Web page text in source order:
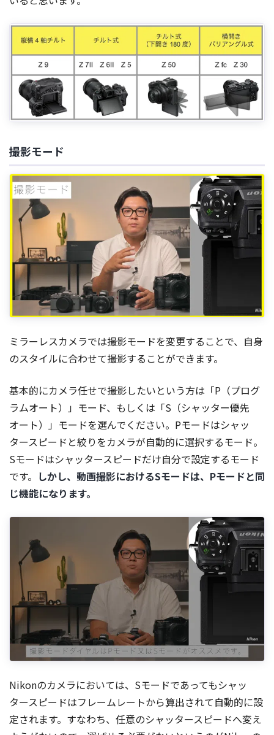
撮影モード
ミラーレスカメラでは撮影モードを変更することで、自身
のスタイルに合わせて撮影することができます。
基本的にカメラ任せで撮影したいという方は「P（プログ
ラムオート）」モード、もしくは「S（シャッター優先
オート）」モードを選んでください。Pモードはシャッ
タースピードと絞りをカメラが自動的に選択するモード。
Sモードはシャッタースピードだけ自分で設定するモード
です。 しかし、動画撮影におけるSモードは、Pモードと同
じ機能になります。
Nikonのカメラにおいては、Sモードであってもシャッ
タースピードはフレームレートから算出されて自動的に設
定されます。すなわち、任意のシャッタースピードへ変え